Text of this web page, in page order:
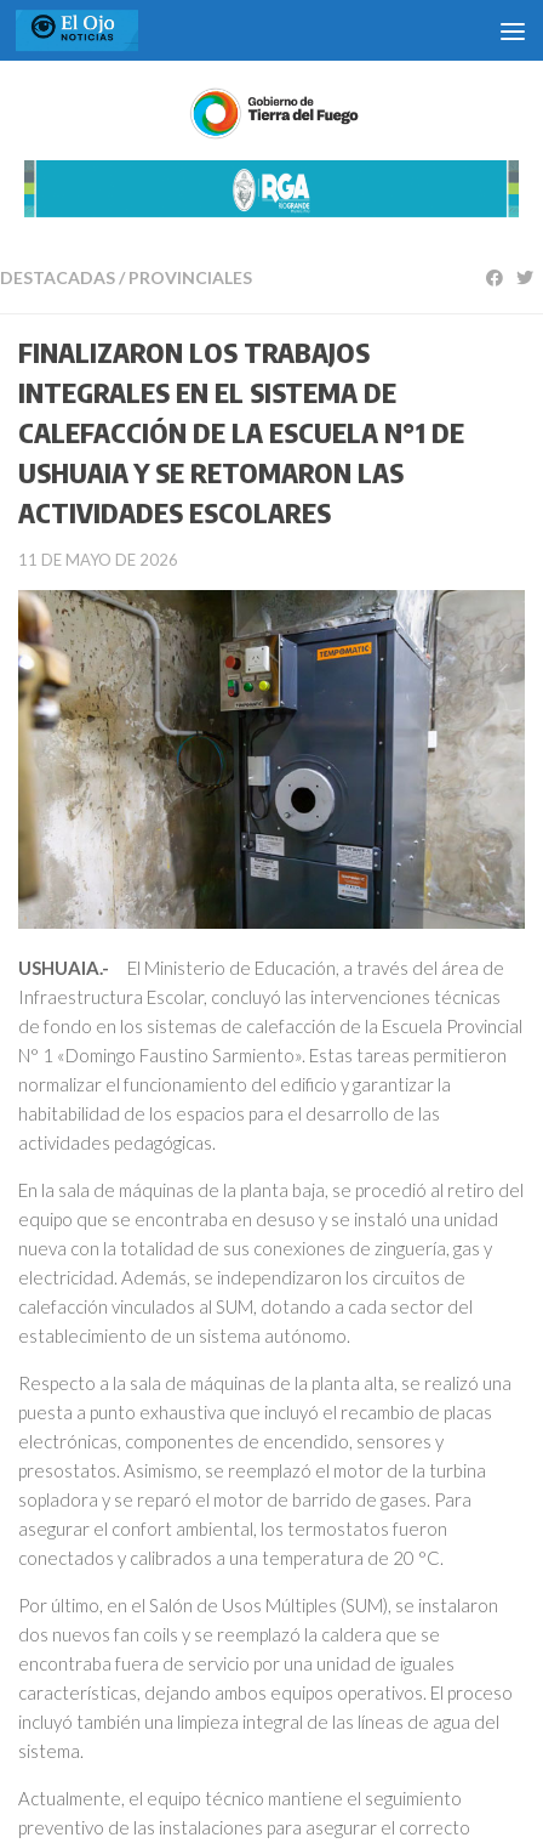
Saltar al contenido
DESTACADAS/ PROVINCIALES
FINALIZARON LOS TRABAJOS
INTEGRALES EN EL SISTEMA DE
CALEFACCIÓN DE LA ESCUELA N°1 DE
USHUAIA Y SE RETOMARON LAS
ACTIVIDADES ESCOLARES
11 DE MAYO DE 2026
USHUAIA.- El Ministerio de Educación, a través del área de
Infraestructura Escolar, concluyó las intervenciones técnicas
de fondo en los sistemas de calefacción de la Escuela Provincial
N° 1 «Domingo Faustino Sarmiento». Estas tareas permitieron
normalizar el funcionamiento del edificio y garantizar la
habitabilidad de los espacios para el desarrollo de las
actividades pedagógicas.
En la sala de máquinas de la planta baja, se procedió al retiro del
equipo que se encontraba en desuso y se instaló una unidad
nueva con la totalidad de sus conexiones de zinguería, gas y
electricidad. Además, se independizaron los circuitos de
calefacción vinculados al SUM, dotando a cada sector del
establecimiento de un sistema autónomo.
Respecto a la sala de máquinas de la planta alta, se realizó una
puesta a punto exhaustiva que incluyó el recambio de placas
electrónicas, componentes de encendido, sensores y
presostatos. Asimismo, se reemplazó el motor de la turbina
sopladora y se reparó el motor de barrido de gases. Para
asegurar el confort ambiental, los termostatos fueron
conectados y calibrados a una temperatura de 20 °C.
Por último, en el Salón de Usos Múltiples (SUM), se instalaron
dos nuevos fan coils y se reemplazó la caldera que se
encontraba fuera de servicio por una unidad de iguales
características, dejando ambos equipos operativos. El proceso
incluyó también una limpieza integral de las líneas de agua del
sistema.
Actualmente, el equipo técnico mantiene el seguimiento
preventivo de las instalaciones para asegurar el correcto